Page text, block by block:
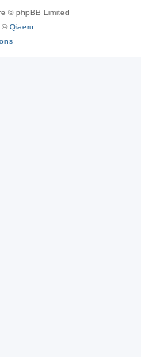
© phpBB Limited
©Qiaeru